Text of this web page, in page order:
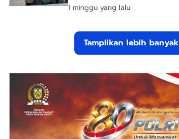
1 minggu yang lalu
Tampilkan lebih banyak